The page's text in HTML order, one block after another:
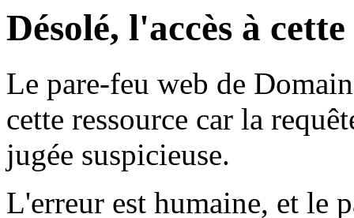
Désolé, l'accès à
Le pare-feu web de
cette ressource car la
jugée suspicieuse.
L'erreur est humaine, et le